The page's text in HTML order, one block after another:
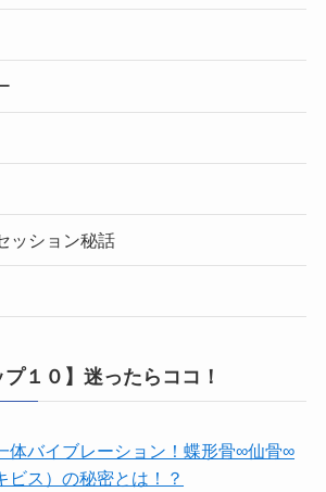
ッション秘話
プ１０】迷ったらココ！
体バイブレーション！蝶形骨∞仙骨∞
ビス）の秘密とは！？